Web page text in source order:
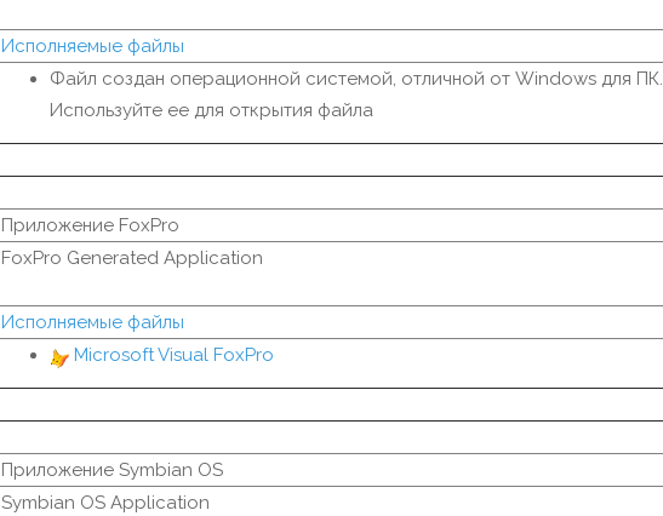
Исполняемые файлы
Файл создан операционной системой, отличной от Windows для ПК.
Используйте ее для открытия файла
Приложение FoxPro
FoxPro Generated Application
Исполняемые файлы
Microsoft Visual FoxPro
Приложение Symbian OS
Symbian OS Application